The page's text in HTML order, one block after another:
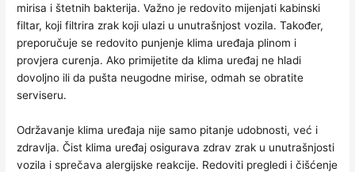
mirisa i štetnih bakterija. Važno je redovito mijenjati kabinski
filtar, koji filtrira zrak koji ulazi u unutrašnjost vozila. Također,
preporučuje se redovito punjenje klima uređaja plinom i
provjera curenja. Ako primijetite da klima uređaj ne hladi
dovoljno ili da pušta neugodne mirise, odmah se obratite
serviseru.
Održavanje klima uređaja nije samo pitanje udobnosti, već i
zdravlja. Čist klima uređaj osigurava zdrav zrak u unutrašnjosti
vozila i sprečava alergijske reakcije. Redoviti pregledi i čišćenje